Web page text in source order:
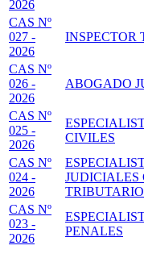
2026
CAS Nº
027 -
2026
INSPECTOR
CAS Nº
026 -
2026
ABOGADO
CAS Nº
025 -
2026
CIVILES
CAS Nº
024 -
2026
JUDICIALES
TRIBUTARIO
CAS Nº
023 -
2026
PENALES